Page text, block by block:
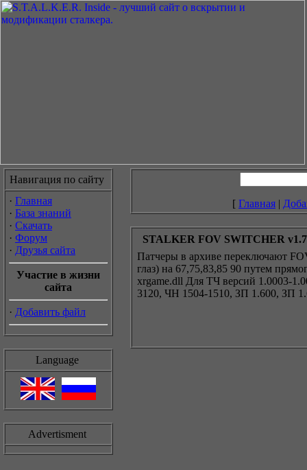
Навигация по сайту
· Главная
· База знаний
· Скачать
· Форум
· Друзья сайта
Участие в жизни
сайта
· Добавить файл
Language
Advertisment
[ Главная |
STALKER FOV SWITCHER v1.7
Патчеры в архиве переключают
глаз) на 67,75,83,85 90 путем
xrgame.dll Для ТЧ версий 1.0003-
3120, ЧН 1504-1510, ЗП 1.600, ЗП